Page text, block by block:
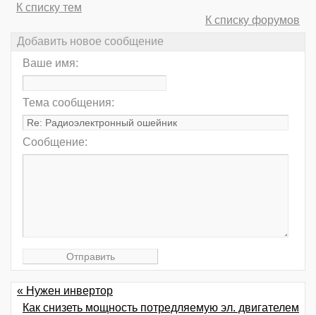
К списку тем
К списку форумов
Добавить новое сообщение
Ваше имя:
Тема сообщения:
Сообщение:
« Нужен инвертор
Как снизеть мощность потредляемую эл. двигателем